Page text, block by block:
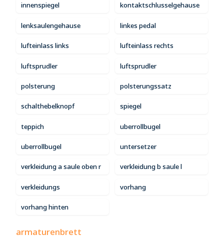
innenspiegel kontaktschlusselgehause
lenksaulengehause linkes pedal
lufteinlass links lufteinlass rechts
luftsprudler luftsprudler
polsterung polsterungssatz
schalthebelknopf spiegel
teppich uberrollbugel
uberrollbugel untersetzer
verkleidung a saule oben r verkleidung b saule l
verkleidungs vorhang
vorhang hinten
armaturenbrett